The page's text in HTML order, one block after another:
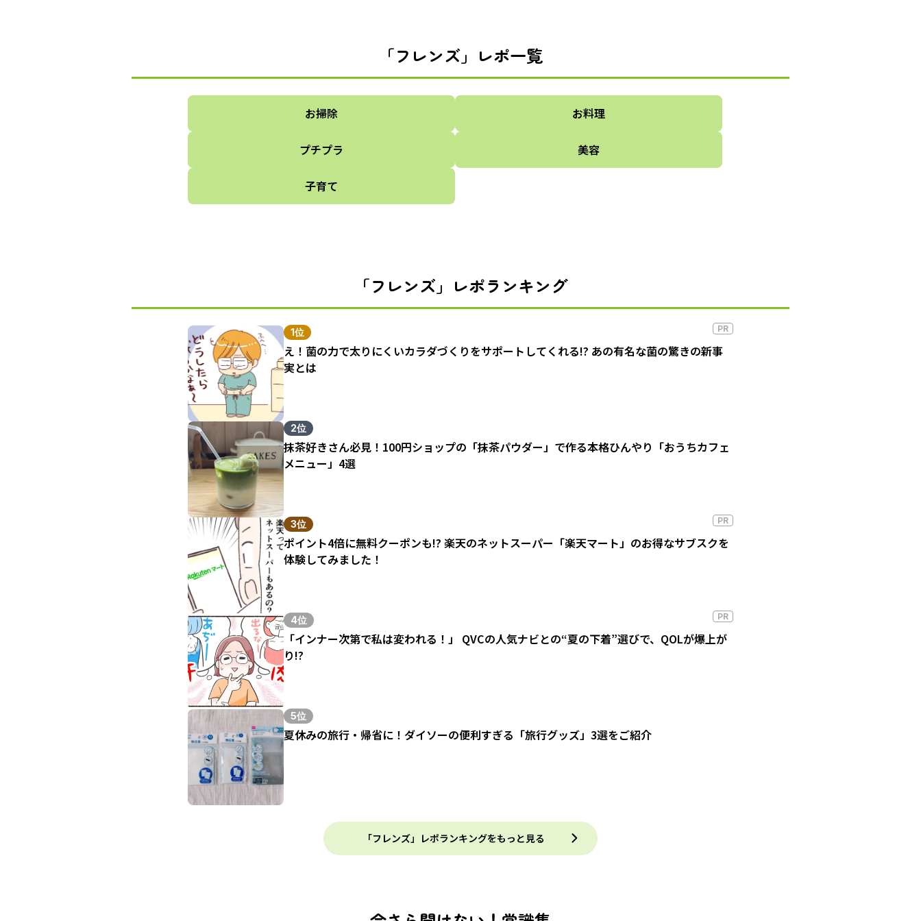
「フレンズ」レポ一覧
お掃除 お料理
プチプラ 美容
子育て
「フレンズ」レポランキング
1位 PR
え！菌の力で太りにくいカラダづくりをサポートしてくれる!? あの有名な菌の驚きの新事
実とは
2位
抹茶好きさん必見！100円ショップの「抹茶パウダー」で作る本格ひんやり「おうちカフェ
メニュー」4選
3位 PR
ポイント4倍に無料クーポンも!? 楽天のネットスーパー「楽天マート」のお得なサブスクを
体験してみました！
4位 PR
「インナー次第で私は変われる！」 QVCの人気ナビとの“夏の下着”選びで、QOLが爆上が
り!?
5位
夏休みの旅行・帰省に！ダイソーの便利すぎる「旅行グッズ」3選をご紹介
「フレンズ」レポランキングをもっと見る